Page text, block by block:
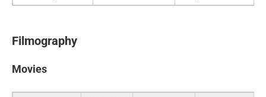
Filmography
Movies